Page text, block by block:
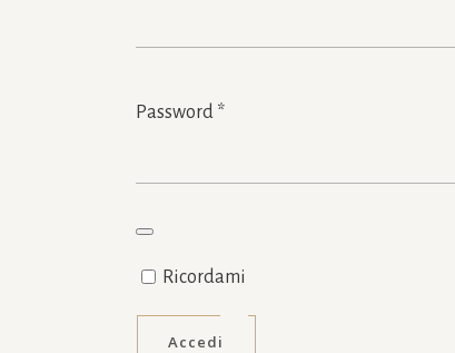
Password *Richiesto
Ricordami
Accedi